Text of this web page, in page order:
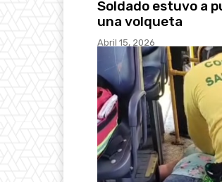
Soldado estuvo a
una volqueta
Abril 15, 2026